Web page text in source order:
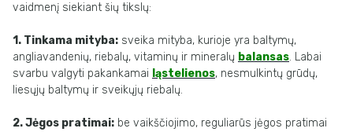
vaidmenį siekiant šių tikslų:
1. Tinkama mityba: sveika mityba, kurioje yra baltymų,
angliavandenių, riebalų, vitaminų ir mineralų balansas. Labai
svarbu valgyti pakankamai ląstelienos, nesmulkintų grūdų,
liesųjų baltymų ir sveikųjų riebalų.
2. Jėgos pratimai: be vaikščiojimo, reguliarūs jėgos pratimai